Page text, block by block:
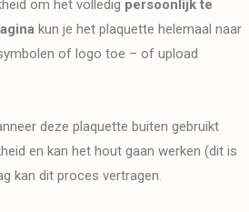
om het volledig persoonlijk te
kun je het plaquette helemaal naar
of logo toe – of upload
deze plaquette buiten gebruikt
en kan het hout gaan werken (dit is
kan dit proces vertragen.